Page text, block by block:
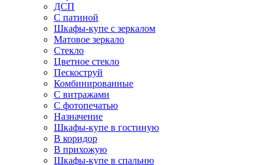
ДСП
С патиной
Шкафы-купе с зеркалом
Матовое зеркало
Стекло
Цветное стекло
Пескоструй
Комбинированные
С витражами
С фотопечатью
Назначение
Шкафы-купе в гостиную
В коридор
В прихожую
Шкафы-купе в спальню